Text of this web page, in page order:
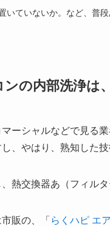
いていないか。など、普
ンの内部洗浄は
マーシャルなどで見る
、やはり、熟知した
熱交換器あ（フィル
販の、「 らくハピ エ